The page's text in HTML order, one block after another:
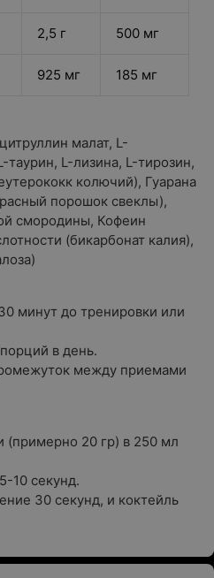
2,5 г 500 мг
925 мг 185 мг
малат, L-
таурин, L-лизина, L-тирозин,
колючий), Гуарана
порошок свеклы),
смородины, Кофеин
(бикарбонат калия),
минут до тренировки или
в день.
между приемами
20 гр) в 250 мл
10 секунд.
30 секунд, и коктейль